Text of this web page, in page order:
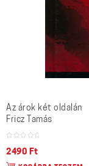
Az árok két oldalán
Fricz Tamás
2490 Ft